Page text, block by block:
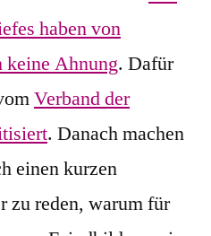
haben von
keine Ahnung. Dafür
Verband der
. Danach machen
einen kurzen
zu reden, warum für